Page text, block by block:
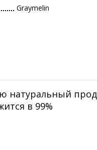
Graymelin
натуральный
в 99%